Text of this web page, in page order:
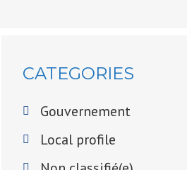
CATEGORIES
Gouvernement
Local profile